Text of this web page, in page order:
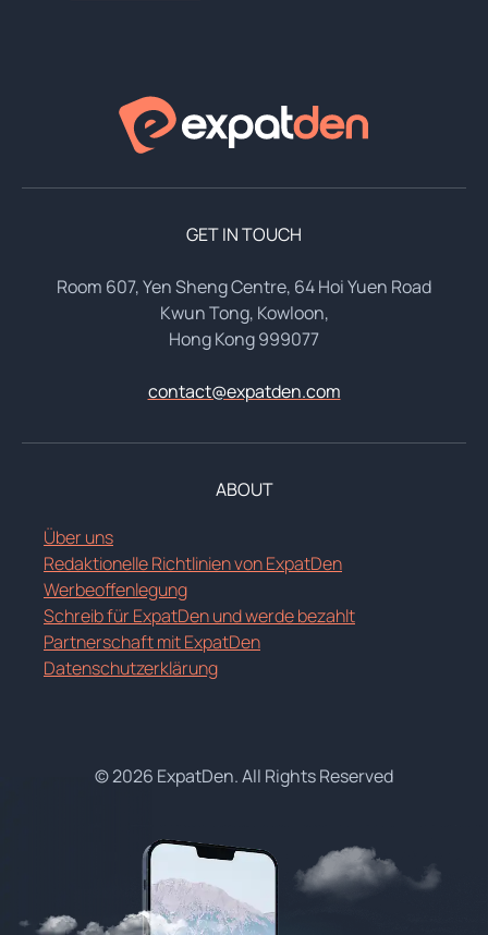
GET IN TOUCH
Room 607, Yen Sheng Centre, 64 Hoi Yuen Road
Kwun Tong, Kowloon,
Hong Kong 999077
contact@expatden.com
ABOUT
Über uns
Redaktionelle Richtlinien von ExpatDen
Werbeoffenlegung
Schreib für ExpatDen und werde bezahlt
Partnerschaft mit ExpatDen
Datenschutzerklärung
© 2026 ExpatDen. All Rights Reserved